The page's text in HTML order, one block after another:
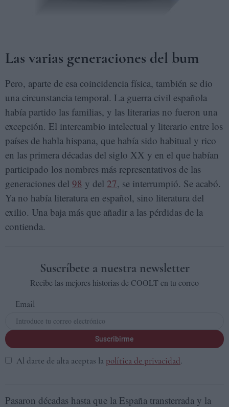
Las varias generaciones del bum
Pero, aparte de esa coincidencia física, también se dio
una circunstancia temporal. La guerra civil española
había partido las familias, y las literarias no fueron una
excepción. El intercambio intelectual y literario entre los
países de habla hispana, que había sido habitual y rico
en las primera décadas del siglo XX y en el que habían
participado los nombres más representativos de las
generaciones del 98 y del 27, se interrumpió. Se acabó.
Ya no había literatura en español, sino literatura del
exilio. Una baja más que añadir a las pérdidas de la
contienda.
Suscríbete a nuestra newsletter
Recibe las mejores historias de COOLT en tu correo
Email
Suscribirme
Al darte de alta aceptas la política de privacidad.
Pasaron décadas hasta que la España transterrada y la